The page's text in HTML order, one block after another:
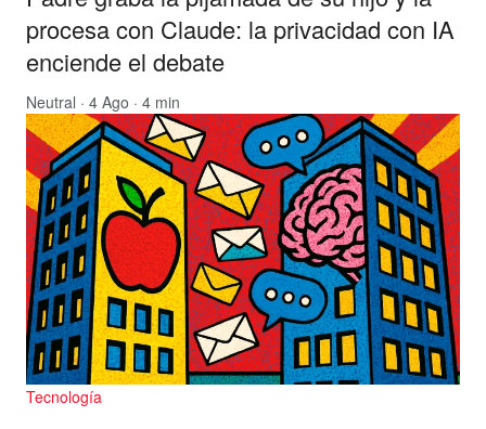
procesa con Claude: la privacidad con IA
enciende el debate
Neutral · 4 Ago · 4 min
Tecnología